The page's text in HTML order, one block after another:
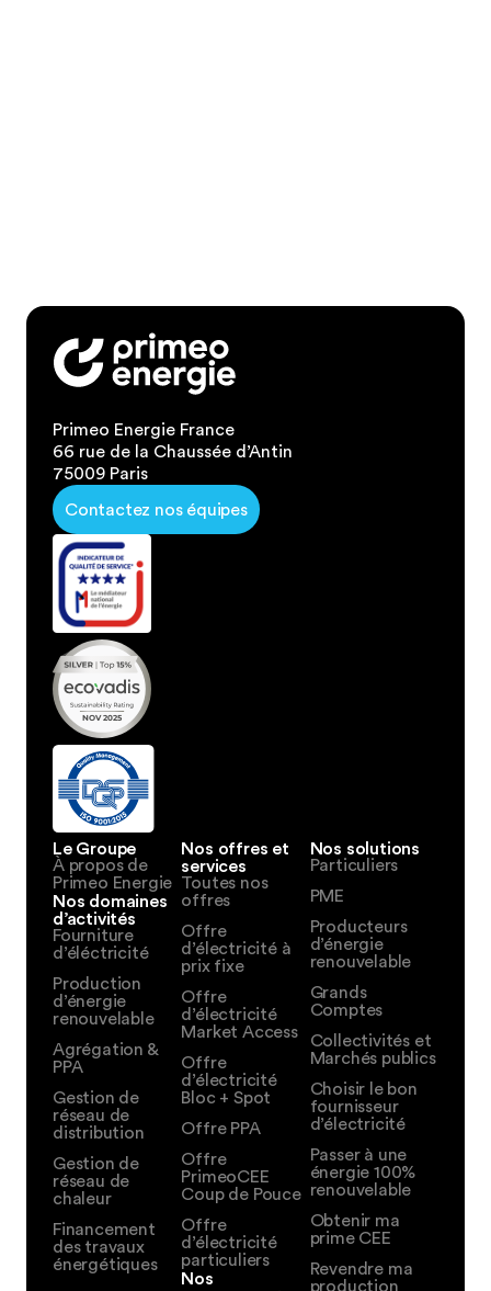
Primeo Energie France
66 rue de la Chaussée d’Antin
75009 Paris
Contactez nos équipes
Le Groupe
À propos de
Primeo Energie
Nos domaines
d’activités
Fourniture
d’éléctricité
Production
d’énergie
renouvelable
Agrégation &
PPA
Gestion de
réseau de
distribution
Gestion de
réseau de
chaleur
Financement
des travaux
énergétiques
Nos offres et
services
Toutes nos
offres
Offre
d’électricité à
prix fixe
Offre
d’électricité
Market Access
Offre
d’électricité
Bloc + Spot
Offre PPA
Offre
PrimeoCEE
Coup de Pouce
Offre
d’électricité
particuliers
Nos
Nos solutions
Particuliers
PME
Producteurs
d’énergie
renouvelable
Grands
Comptes
Collectivités et
Marchés publics
Choisir le bon
fournisseur
d’électricité
Passer à une
énergie 100%
renouvelable
Obtenir ma
prime CEE
Revendre ma
production